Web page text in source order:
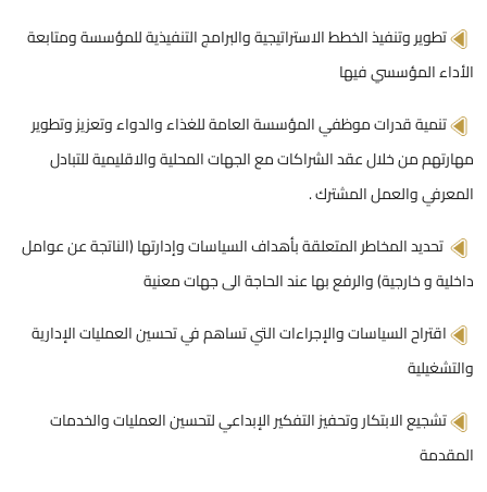
تطوير وتنفيذ الخطط الاستراتيجية والبرامج التنفيذية للمؤسسة ومتابعة
الأداء المؤسسي فيها
تنمية قدرات موظفي المؤسسة العامة للغذاء والدواء وتعزيز وتطوير
مهارتهم من خلال عقد الشراكات مع الجهات المحلية والاقليمية للتبادل
المعرفي والعمل المشترك .
تحديد المخاطر المتعلقة بأهداف السياسات وإدارتها (الناتجة عن عوامل
داخلية و خارجية) والرفع بها عند الحاجة الى جهات معنية
اقتراح السياسات والإجراءات التي تساهم في تحسين العمليات الإدارية
والتشغيلية
تشجيع الابتكار وتحفيز التفكير الإبداعي لتحسين العمليات والخدمات
المقدمة